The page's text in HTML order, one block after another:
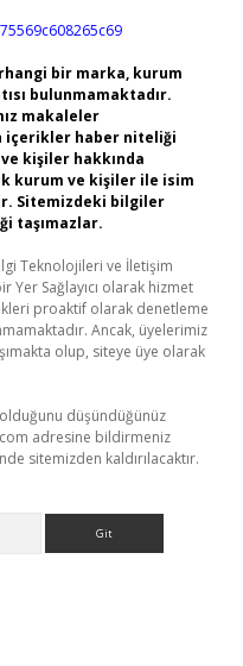
bir marka, kurum
bulunmamaktadır.
makaleler
içerikler haber niteliği
kişiler hakkında
kurum ve kişiler ile isim
Sitemizdeki bilgiler
taşımazlar.
Teknolojileri ve İletişim
Yer Sağlayıcı olarak hizmet
proaktif olarak denetleme
Ancak, üyelerimiz
olup, siteye üye olarak
düşündüğünüz
adresine bildirmeniz
sitemizden kaldırılacaktır.